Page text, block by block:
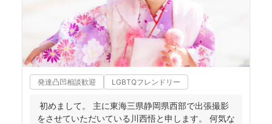
発達凸凹相談歓迎 LGBTQフレンドリー
初めまして。 主に東海三県静岡県西部で出張撮影
をさせていただいている川西悟と申します。 何気な